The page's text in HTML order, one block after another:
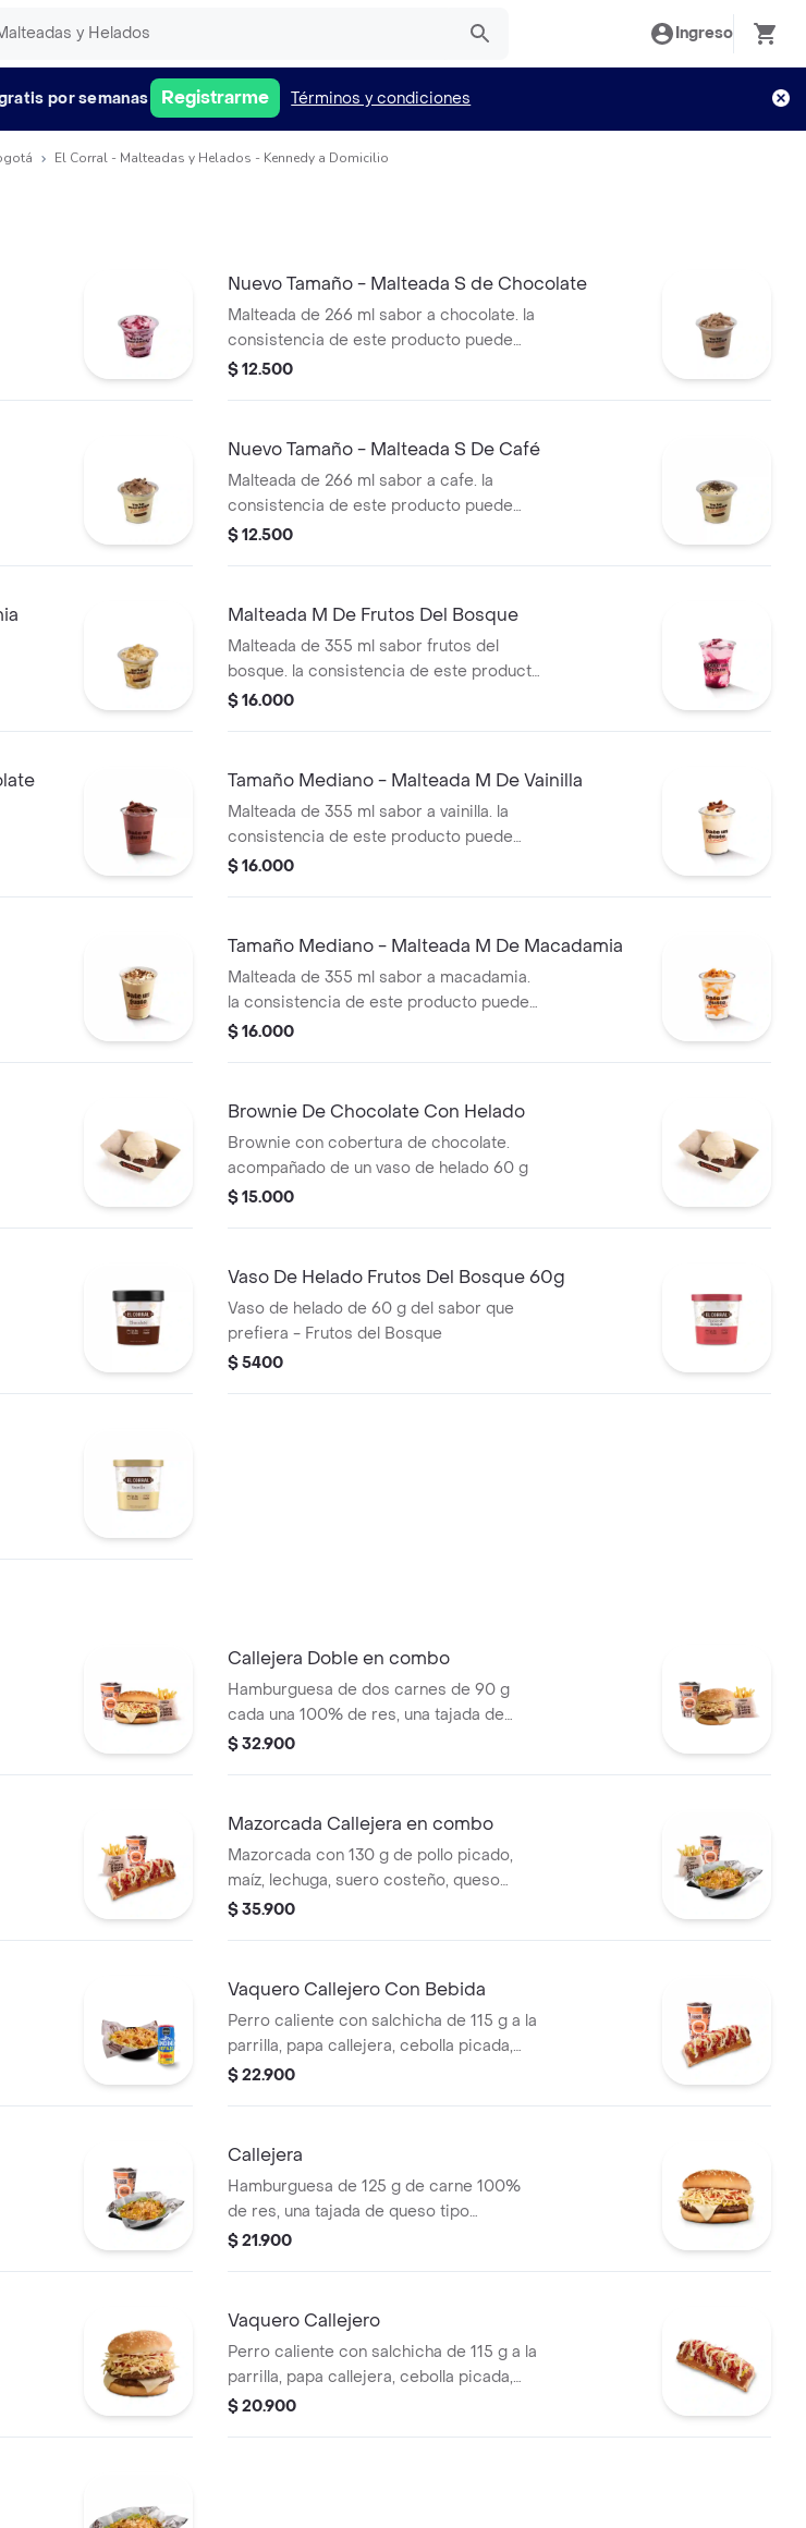
Ingreso
por semanas Registrarme Términos y condiciones
El Corral - Malteadas y Helados - Kennedy a Domicilio
Nuevo Tamaño - Malteada S de Chocolate
Malteada de 266 ml sabor a chocolate. la
consistencia de este producto puede
variar debido al tiempo de entrega.
$ 12.500
Nuevo Tamaño - Malteada S De Café
Malteada de 266 ml sabor a cafe. la
consistencia de este producto puede
variar debido al tiempo de entrega
$ 12.500
Malteada M De Frutos Del Bosque
Malteada de 355 ml sabor frutos del
bosque. la consistencia de este producto
puede variar debido al tiempo de
$ 16.000
Tamaño Mediano - Malteada M De Vainilla
Malteada de 355 ml sabor a vainilla. la
consistencia de este producto puede
variar debido al tiempo de entrega.
$ 16.000
Tamaño Mediano - Malteada M De Macadamia
Malteada de 355 ml sabor a macadamia.
la consistencia de este producto puede
variar debido al tiempo de entrega.
$ 16.000
Brownie De Chocolate Con Helado
Brownie con cobertura de chocolate.
acompañado de un vaso de helado 60 g
$ 15.000
Vaso De Helado Frutos Del Bosque 60g
Vaso de helado de 60 g del sabor que
prefiera - Frutos del Bosque
$ 5400
Callejera Doble en combo
Hamburguesa de dos carnes de 90 g
cada una 100% de res, una tajada de
queso tipo mozzarella, papas callejera,
bebida PET
$ 32.900
Mazorcada Callejera en combo
Mazorcada con 130 g de pollo picado,
maíz, lechuga, suero costeño, queso
costeño, salsa BBQ, salsa Corral, salsa
$ 35.900
Vaquero Callejero Con Bebida
Perro caliente con salchicha de 115 g a la
parrilla, papa callejera, cebolla picada,
salsa blanca, salsa de tomate y mostaza
$ 22.900
Callejera
Hamburguesa de 125 g de carne 100%
de res, una tajada de queso tipo
mozzarella, papas callejera, salsa blanca,
$ 21.900
Vaquero Callejero
Perro caliente con salchicha de 115 g a la
parrilla, papa callejera, cebolla picada,
salsa blanca, salsa de tomate y mostaza
$ 20.900